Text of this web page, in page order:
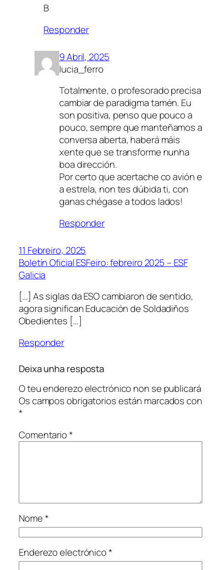
B
Responder
9 Abril, 2025
lucia_ferro
Totalmente, o profesorado precisa
cambiar de paradigma tamén. Eu
son positiva, penso que pouco a
pouco, sempre que manteñamos a
conversa aberta, haberá máis
xente que se transforme nunha
boa dirección.
Por certo que acertache co avión e
a estrela, non tes dúbida ti, con
ganas chégase a todos lados!
Responder
11 Febreiro, 2025
Boletín Oficial ESFeiro: febreiro 2025 – ESF
Galicia
[…] As siglas da ESO cambiaron de sentido,
agora significan Educación de Soldadiños
Obedientes […]
Responder
Deixa unha resposta
O teu enderezo electrónico non se publicará
Os campos obrigatorios están marcados con
*
Comentario*
Nome*
Enderezo electrónico*